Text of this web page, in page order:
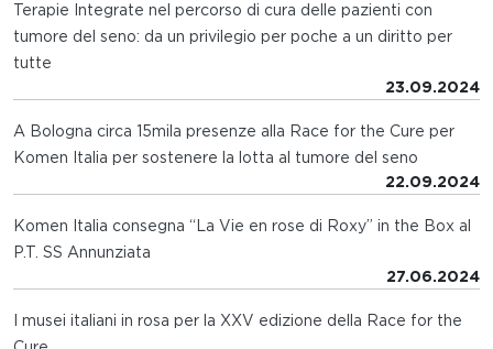
Terapie Integrate nel percorso di cura delle pazienti con
tumore del seno: da un privilegio per poche a un diritto per
tutte
23.09.2024
A Bologna circa 15mila presenze alla Race for the Cure per
Komen Italia per sostenere la lotta al tumore del seno
22.09.2024
Komen Italia consegna “La Vie en rose di Roxy” in the Box al
P.T. SS Annunziata
27.06.2024
I musei italiani in rosa per la XXV edizione della Race for the